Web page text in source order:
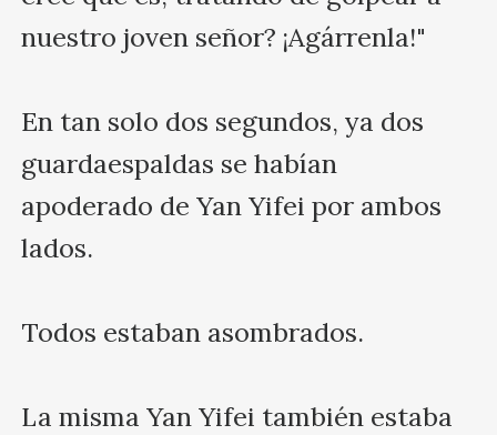
nuestro joven señor? ¡Agárrenla!"
En tan solo dos segundos, ya dos
guardaespaldas se habían
apoderado de Yan Yifei por ambos
lados.
Todos estaban asombrados.
La misma Yan Yifei también estaba